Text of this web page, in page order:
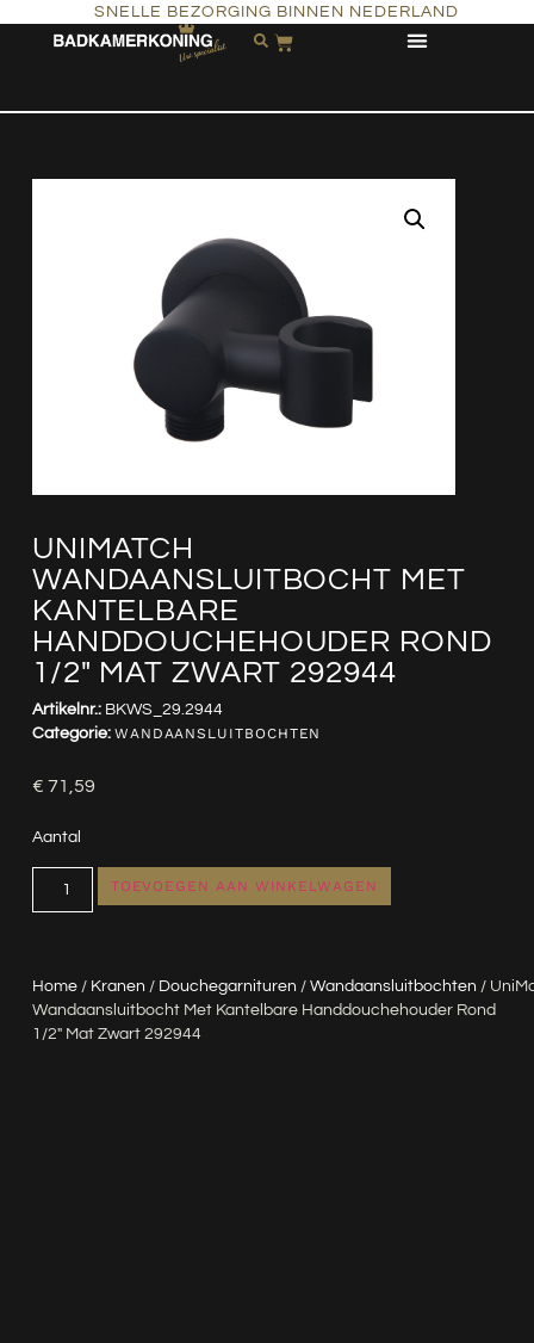
SNELLE BEZORGING BINNEN NEDERLAND
UNIMATCH
WANDAANSLUITBOCHT MET
KANTELBARE
HANDDOUCHEHOUDER ROND
1/2″ MAT ZWART 292944
Home/ Kranen / Douchegarnituren / Wandaansluitbochten /
Wandaansluitbocht Met Kantelbare Handdouchehouder Rond
1/2″ Mat Zwart 292944
Artikelnr.: BKWS_29.2944
Categorie: WANDAANSLUITBOCHTEN
€ 71,59
Aantal
TOEVOEGEN AAN WINKELWAGEN